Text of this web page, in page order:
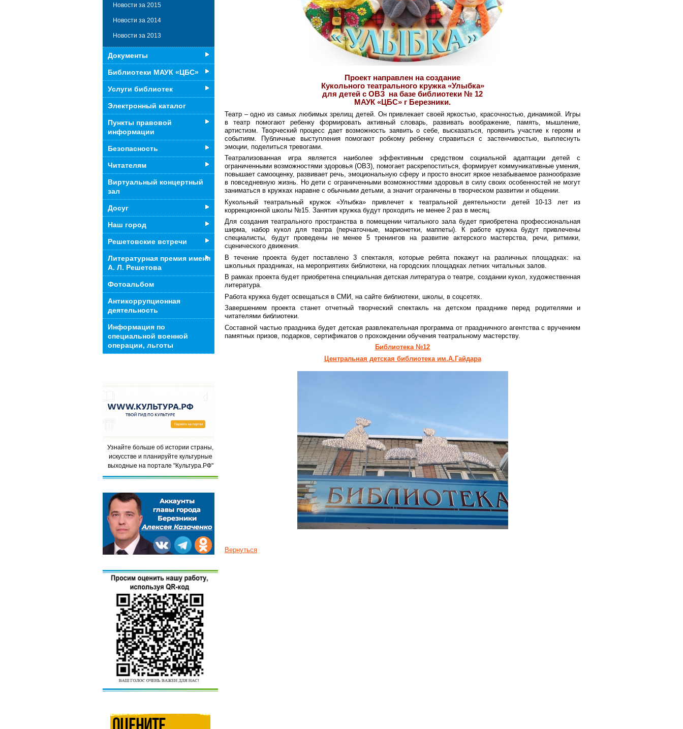
Проект направлен на создание
Кукольного театрального кружка «Улыбка»
для детей с ОВЗ на базе библиотеки № 12
МАУК «ЦБС» г Березники.
Театр – одно из самых любимых зрелищ детей. Он привлекает своей яркостью, красочностью, динамикой. Игры
в театр помогают ребенку формировать активный словарь, развивать воображение, память, мышление,
артистизм. Творческий процесс дает возможность заявить о себе, высказаться, проявить участие к героям и
событиям. Публичные выступления помогают робкому ребенку справиться с застенчивостью, выплеснуть
эмоции, поделиться тревогами.
Театрализованная игра является наиболее эффективным средством социальной адаптации детей с
ограниченными возможностями здоровья (ОВЗ), помогает раскрепоститься, формирует коммуникативные умения,
повышает самооценку, развивает речь, эмоциональную сферу и просто вносит яркое незабываемое разнообразие
в повседневную жизнь. Но дети с ограниченными возможностями здоровья в силу своих особенностей не могут
заниматься в кружках наравне с обычными детьми, а значит ограничены в творческом развитии и общении.
Кукольный театральный кружок «Улыбка» привлечет к театральной деятельности детей 10-13 лет из
коррекционной школы №15. Занятия кружка будут проходить не менее 2 раз в месяц.
Для создания театрального пространства в помещении читального зала будет приобретена профессиональная
ширма, набор кукол для театра (перчаточные, марионетки, маппеты). К работе кружка будут привлечены
специалисты, будут проведены не менее 5 тренингов на развитие актерского мастерства, речи, ритмики,
сценического движения.
В течение проекта будет поставлено 3 спектакля, которые ребята покажут на различных площадках: на
школьных праздниках, на мероприятиях библиотеки, на городских площадках летних читальных залов.
В рамках проекта будет приобретена специальная детская литература о театре, создании кукол, художественная
литература.
Работа кружка будет освещаться в СМИ, на сайте библиотеки, школы, в соцсетях.
Завершением проекта станет отчетный творческий спектакль на детском празднике перед родителями и
читателями библиотеки.
Составной частью праздника будет детская развлекательная программа от праздничного агентства с вручением
памятных призов, подарков, сертификатов о прохождении обучения театральному мастерству.
Библиотека №12
Центральная детская библиотека им.А.Гайдара
Вернуться
Новости за 2015
Новости за 2014
Новости за 2013
Документы
Библиотеки МАУК «ЦБС»
Услуги библиотек
Электронный каталог
Пункты правовой
информации
Безопасность
Читателям
Виртуальный концертный
зал
Досуг
Наш город
Решетовские встречи
Литературная премия имени
А. Л. Решетова
Фотоальбом
Антикоррупционная
деятельность
Информация по
специальной военной
операции, льготы
Узнайте больше об истории страны,
искусстве и планируйте культурные
выходные на портале "Культура.РФ"